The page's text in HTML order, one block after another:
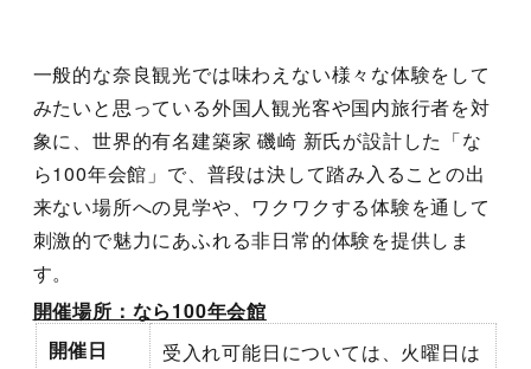
一般的な奈良観光では味わえない様々な体験をして
みたいと思っている外国人観光客や国内旅行者を対
象に、世界的有名建築家 磯崎 新氏が設計した「な
ら100年会館」で、普段は決して踏み入ることの出
来ない場所への見学や、ワクワクする体験を通して
刺激的で魅力にあふれる非日常的体験を提供しま
す。
開催場所：なら100年会館
開催日
受入れ可能日については、火曜日は